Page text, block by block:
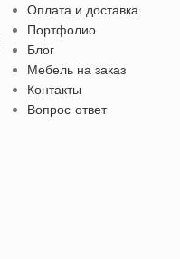
Оплата и доставка
Портфолио
Блог
Мебель на заказ
Контакты
Вопрос-ответ